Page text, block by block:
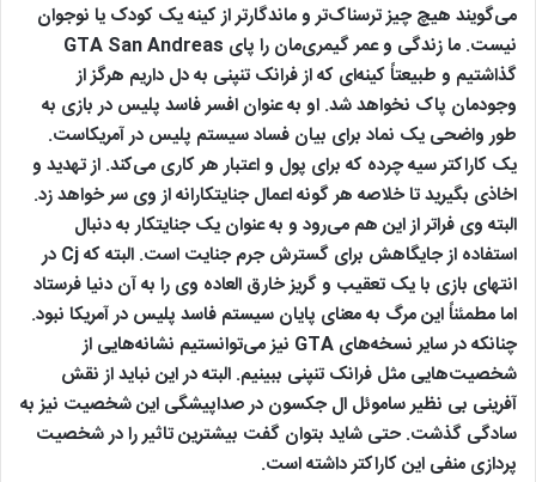
می‌گویند هیچ چیز ترسناک‌تر و ماندگارتر از کینه یک کودک یا نوجوان
نیست. ما زندگی‌ و عمر گیمری‌مان را پای GTA San Andreas
گذاشتیم و طبیعتاً کینه‌ای که از فرانک تنپنی به دل داریم هرگز از
وجودمان پاک نخواهد شد. او به عنوان افسر فاسد پلیس در بازی به
طور واضحی یک نماد برای بیان فساد سیستم پلیس در آمریکاست.
یک کاراکتر سیه چرده که برای پول و اعتبار هر کاری می‌کند. از تهدید و
اخاذی بگیرید تا خلاصه هر گونه اعمال جنایتکارانه از وی سر خواهد زد.
البته وی فراتر از این هم می‌رود و به عنوان یک جنایتکار به دنبال
استفاده از جایگاهش برای گسترش جرم جنایت است. البته که Cj در
انتهای بازی با یک تعقیب و گریز خارق العاده وی را به آن دنیا فرستاد
اما مطمئناً این مرگ به معنای پایان سیستم فاسد پلیس در آمریکا نبود.
چنانکه در سایر نسخه‌های GTA نیز می‌توانستیم نشانه‌هایی از
شخصیت‌هایی مثل فرانک تنپنی‌ ببینیم. البته در این نباید از نقش
آفرینی بی نظیر ساموئل ال جکسون در صداپیشگی این شخصیت نیز به
سادگی گذشت. حتی شاید بتوان گفت بیشترین تاثیر را در شخصیت
پردازی منفی این کاراکتر داشته است.